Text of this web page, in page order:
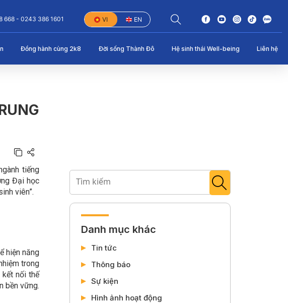
668 - 0243 386 1601 VI EN
Đồng hành cùng 2k8 Đời sống Thành Đô Hệ sinh thái Well-being Liên hệ
tiếng
Đại học
viên”.
hiện năng
trong
kết nối thế
bền vững.
Danh mục khác
Tin tức
Thông báo
Sự kiện
Hình ảnh hoạt động